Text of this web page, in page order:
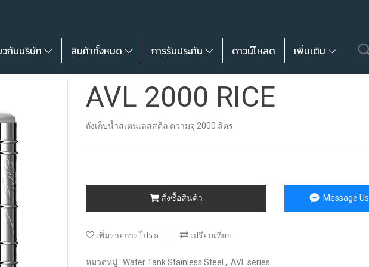
วกับบริษัท สินค้าทั้งหมด การรับประกัน ดาวน์โหลด เพิ่มเติม
AVL 2000 RICE
ถังเก็บน้ำสเตนเลสสตีล ความจุ 2000 ลิตร
สั่งซื้อสินค้า Message Us
เพิ่มรายการโปรด เปรียบเทียบ
หมวดหมู่ : Water Tank Stainless Steel , AVL series